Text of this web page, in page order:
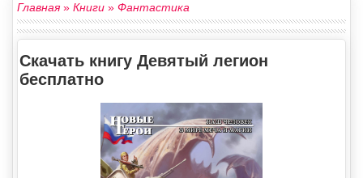
Главная» Книги » Фантастика
Скачать книгу Девятый легион
бесплатно